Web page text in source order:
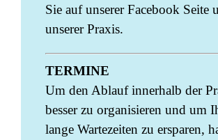
Sie auf unserer Facebook Seite
unserer Praxis.
TERMINE
Um den Ablauf innerhalb der
besser zu organisieren und um
lange Wartezeiten zu ersparen,